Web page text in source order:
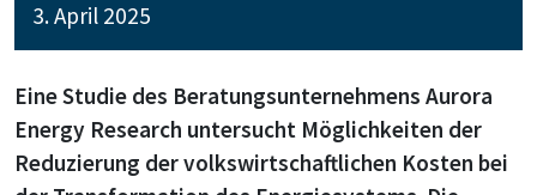
3. April 2025
Eine Studie des Beratungsunternehmens Aurora
Energy Research untersucht Möglichkeiten der
Reduzierung der volkswirtschaftlichen Kosten bei